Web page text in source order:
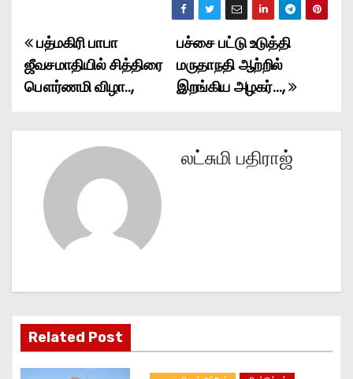
P
o
a
பச்சை பட்டு உடுத்தி
மருதாநதி ஆற்றில்
இறங்கிய அழகர்…,
பத்மகிரி பாபா
ஜீவசமாதியில் சித்திரை
பௌர்ணமி விழா..,
லட்சுமி பதிராஜ்
Related Post